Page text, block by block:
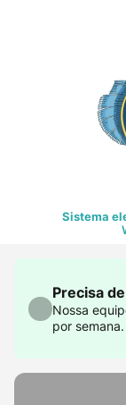
Sistema
Precisa
Nossa
por